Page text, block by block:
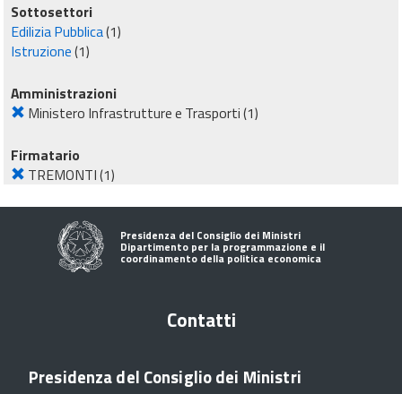
Sottosettori
Edilizia Pubblica(1)
Istruzione(1)
Amministrazioni
Ministero Infrastrutture e Trasporti(1)
Firmatario
TREMONTI(1)
Presidenza del Consiglio dei Ministri
Dipartimento per la programmazione e il
coordinamento della politica economica
Contatti
Presidenza del Consiglio dei Ministri